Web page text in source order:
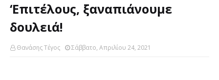
‘Επιτέλους, ξαναπιάνουμε
δουλειά!
Θανάσης Τέγος Σάββατο, Απριλίου 24, 2021